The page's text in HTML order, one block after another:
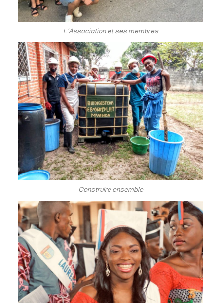
L'Association et ses membres
Construire ensemble